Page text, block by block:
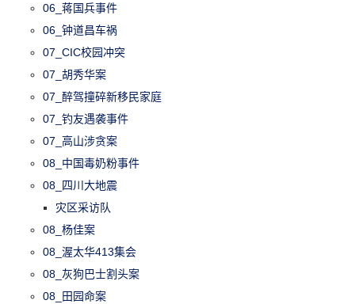
06_蒋国兵事件
06_钟道昌车祸
07_CIC校园冲突
07_胡秀华案
07_醉驾撞碎新移民家庭
07_钓友遇袭事件
07_高山涉贪案
08_中国毒奶粉事件
08_四川大地震
灾区采访队
08_杨佳案
08_渥太华413集会
08_灰狗巴士割头案
08_田园命案